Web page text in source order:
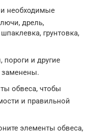
и необходимые
дрель,
грунтовка,
и другие
заменены.
обвеса, чтобы
и правильной
элементы обвеса,